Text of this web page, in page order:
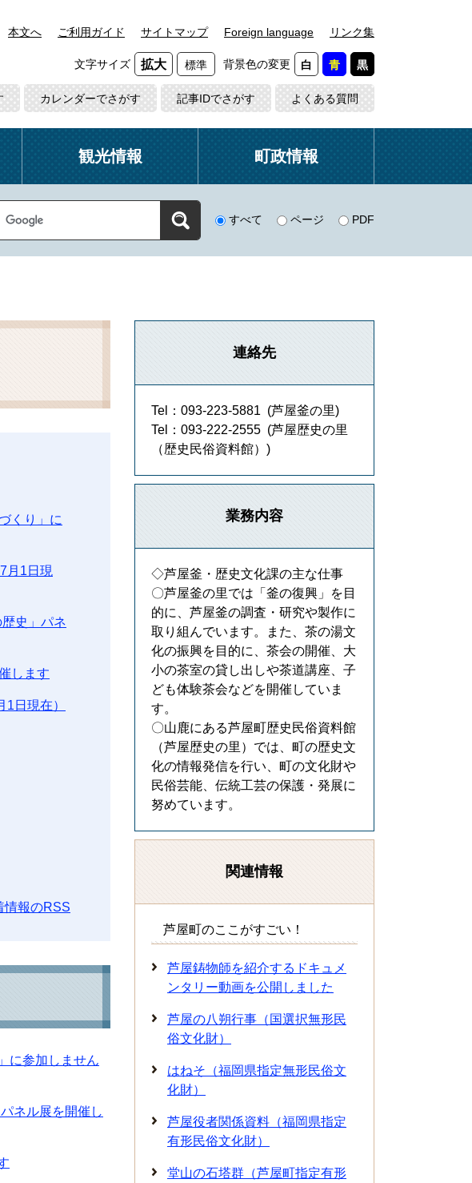
本文へ ご利用ガイド サイトマップ Foreign language リンク集
文字サイズ 拡大 標準 背景色の変更 白 青 黒
カレンダーでさがす 記事IDでさがす よくある質問
観光情報 町政情報
すべて ページ PDF
くり」に
月1日現
史」パネ
します
日現在）
情報のRSS
に参加しません
ネル展を開催し
連絡先
Tel：093-223-5881
芦屋釜の里
Tel：093-222-2555
芦屋歴史の里
（歴史民俗資料館）
業務内容
◇芦屋釜・歴史文化課の主な仕事
〇芦屋釜の里では「釜の復興」を目
的に、芦屋釜の調査・研究や製作に
取り組んでいます。また、茶の湯文
化の振興を目的に、茶会の開催、大
小の茶室の貸し出しや茶道講座、子
ども体験茶会などを開催していま
す。
〇山鹿にある芦屋町歴史民俗資料館
（芦屋歴史の里）では、町の歴史文
化の情報発信を行い、町の文化財や
民俗芸能、伝統工芸の保護・発展に
努めています。
関連情報
芦屋町のここがすごい！
芦屋鋳物師を紹介するドキュメ
ンタリー動画を公開しました
芦屋の八朔行事（国選択無形民
俗文化財）
はねそ（福岡県指定無形民俗文
化財）
芦屋役者関係資料（福岡県指定
有形民俗文化財）
堂山の石塔群（芦屋町指定有形